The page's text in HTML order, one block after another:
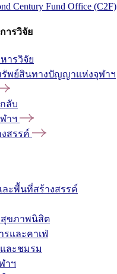
Century Fund Office (C2F)
ารวิจัย
ารวิจัย
พย์สินทางปัญญาแห่งจุฬาฯ
ลับ
าฯ
สรรค์
ะพื้นที่สร้างสรรค์
ขภาพนิสิต
รและคาเฟ่
ละชมรม
าฯ